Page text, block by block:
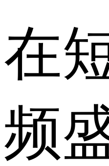
在
频